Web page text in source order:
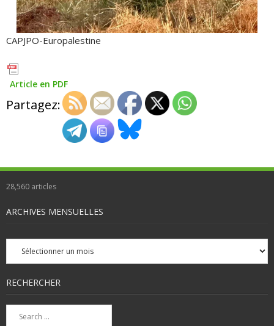
CAPJPO-Europalestine
Article en PDF
Partagez:
28,560 articles
ARCHIVES MENSUELLES
Archives
mensuelles
RECHERCHER